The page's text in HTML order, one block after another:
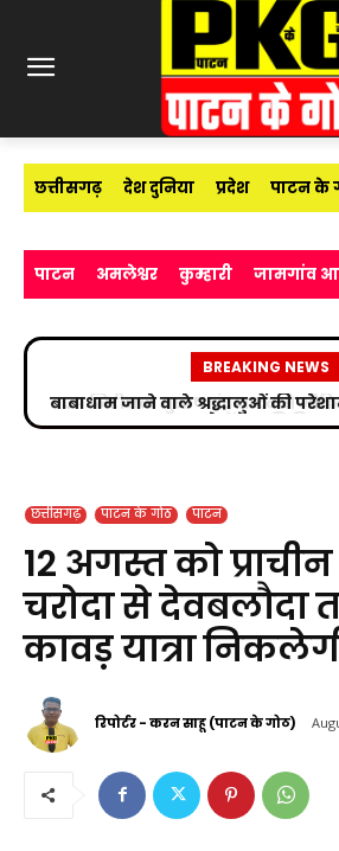
छत्तीसगढ़ देश दुनिया प्रदेश पाटन के
पाटन अमलेश्वर कुम्हारी जामगांव
BREAKING NEWS
उप निरीक्षक सुभाष चंद्र यादव ने मीडिया
अपराधों के प्रति किया
छत्तीसगढ़ पाटन के गोठ पाटन
12 अगस्त को
चरोदा से देवबलौदा
कावड़ यात्रा
रिपोर्टर - करन साहू (पाटन के गोठ)